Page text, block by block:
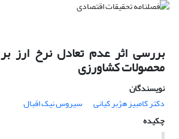
بررسی اثر عدم تعادل نرخ ارز
محصولات کشاورزی
نویسندگان
دکتر کامبیز هژبر کیانی
سیروس نیک اقبال
چکیده